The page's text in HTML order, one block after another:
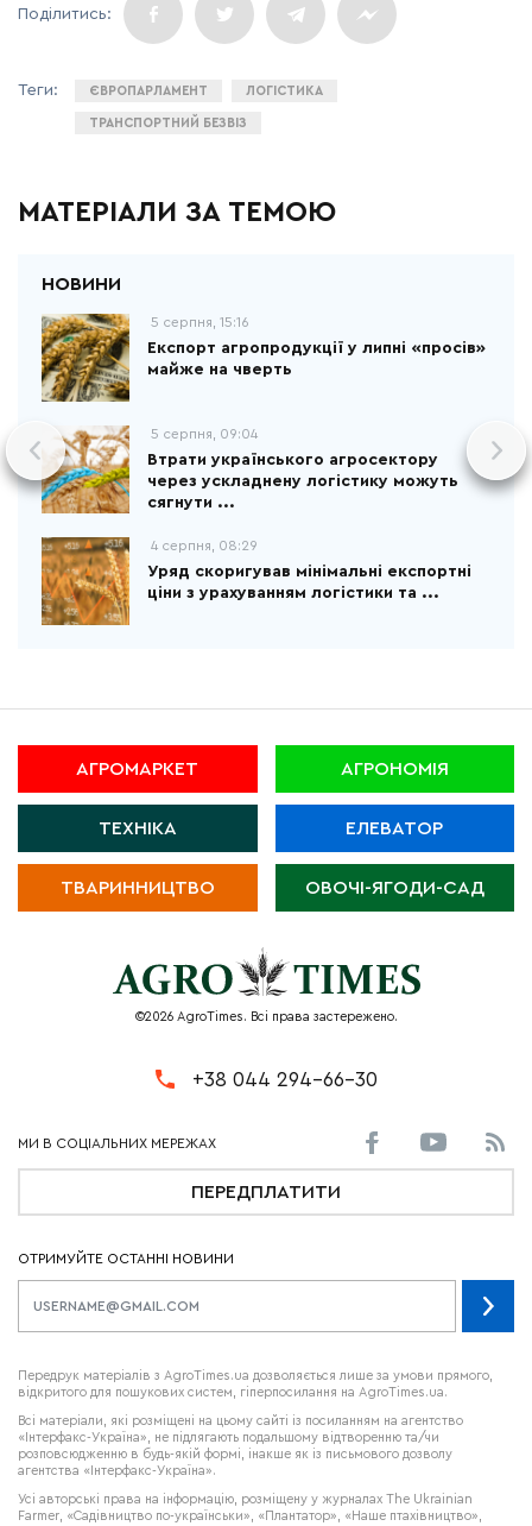
ЄВРОПАРЛАМЕНТ ЛОГІСТИКА
ТРАНСПОРТНИЙ БЕЗВІЗ
МАТЕРІАЛИ ЗА ТЕМОЮ
5 серпня, 15:16
Експорт агропродукції у липні «просів»
майже на чверть
5 серпня, 09:04
Втрати українського агросектору
через ускладнену логістику можуть
сягнути ...
4 серпня, 08:29
Уряд скоригував мінімальні експортні
ціни з урахуванням логістики та ...
АГРОМАРКЕТ АГРОНОМІЯ
ТЕХНІКА ЕЛЕВАТОР
ТВАРИННИЦТВО ОВОЧІ-ЯГОДИ-САД
©2026 AgroTimes. Всі права застережено.
+38 044 294-66-30
ПЕРЕДПЛАТИТИ
ОТРИМУЙТЕ ОСТАННІ НОВИНИ
Передрук матеріалів з AgroTimes.ua дозволяється лише за умови прямого,
відкритого для пошукових систем, гіперпосилання на AgroTimes.ua.
Всі матеріали, які розміщені на цьому сайті із посиланням на агентство
«Інтерфакс-Україна», не підлягають подальшому відтворенню та/чи
розповсюдженню в будь-якій формі, інакше як із письмового дозволу
агентства «Інтерфакс-Україна».
Усі авторські права на інформацію, розміщену у журналах The Ukrainian
Farmer , «Садівництво по-українськи», «Плантатор», «Наше птахівництво»,